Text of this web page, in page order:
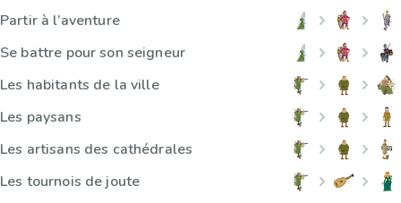
Partir à l’aventure
Se battre pour son seigneur
Les habitants de la ville
Les paysans
Les artisans des cathédrales
Les tournois de joute